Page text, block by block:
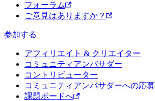
フォーラム
ご意見はありますか？
参加する
アフィリエイト & クリエイター
コミュニティアンバサダー
コントリビューター
コミュニティアンバサダーへの応募
課題ボードへ